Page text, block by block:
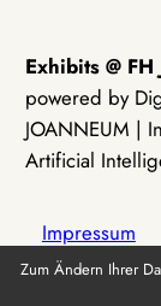
Exhibits @
powered by
JOANNEUM |
Artificial
Impressum
Zum Ändern Ihrer